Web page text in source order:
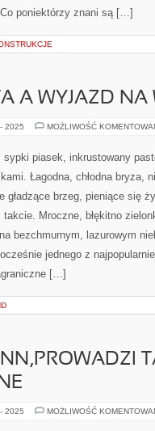
poniektórzy znani są […]
A WYJAZD NA
2025 MOŻLIWOŚĆ
sypki piasek, inkrustowany
Łagodna, chłodna bryza,
brzeg, pieniące się
Mroczne, błękitno
bezchmurnym, lazurowym
jednego z
[…]
2025 MOŻLIWOŚĆ